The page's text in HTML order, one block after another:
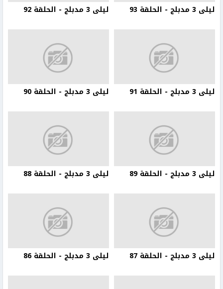
ليلى 3 مدبلج - الحلقة 93 ليلى 3 مدبلج - الحلقة 92
ليلى 3 مدبلج - الحلقة 91 ليلى 3 مدبلج - الحلقة 90
ليلى 3 مدبلج - الحلقة 89 ليلى 3 مدبلج - الحلقة 88
ليلى 3 مدبلج - الحلقة 87 ليلى 3 مدبلج - الحلقة 86